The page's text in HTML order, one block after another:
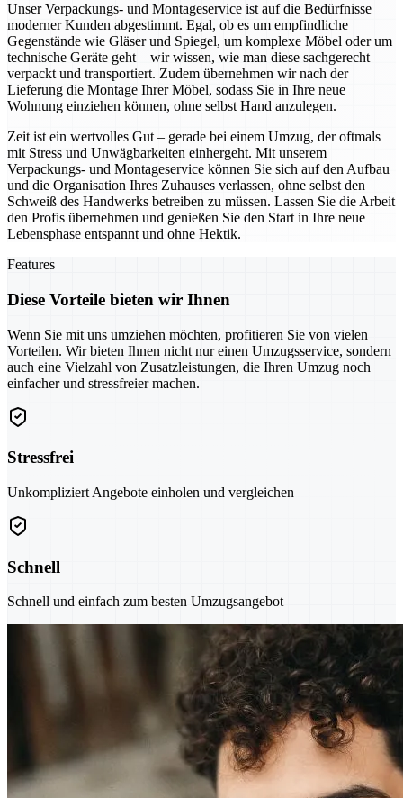
Unser Verpackungs- und Montageservice ist auf die Bedürfnisse
moderner Kunden abgestimmt. Egal, ob es um empfindliche
Gegenstände wie Gläser und Spiegel, um komplexe Möbel oder um
technische Geräte geht – wir wissen, wie man diese sachgerecht
verpackt und transportiert. Zudem übernehmen wir nach der
Lieferung die Montage Ihrer Möbel, sodass Sie in Ihre neue
Wohnung einziehen können, ohne selbst Hand anzulegen.
Zeit ist ein wertvolles Gut – gerade bei einem Umzug, der oftmals
mit Stress und Unwägbarkeiten einhergeht. Mit unserem
Verpackungs- und Montageservice können Sie sich auf den Aufbau
und die Organisation Ihres Zuhauses verlassen, ohne selbst den
Schweiß des Handwerks betreiben zu müssen. Lassen Sie die Arbeit
den Profis übernehmen und genießen Sie den Start in Ihre neue
Lebensphase entspannt und ohne Hektik.
Features
Diese Vorteile bieten wir Ihnen
Wenn Sie mit uns umziehen möchten, profitieren Sie von vielen
Vorteilen. Wir bieten Ihnen nicht nur einen Umzugsservice, sondern
auch eine Vielzahl von Zusatzleistungen, die Ihren Umzug noch
einfacher und stressfreier machen.
Stressfrei
Unkompliziert Angebote einholen und vergleichen
Schnell
Schnell und einfach zum besten Umzugsangebot